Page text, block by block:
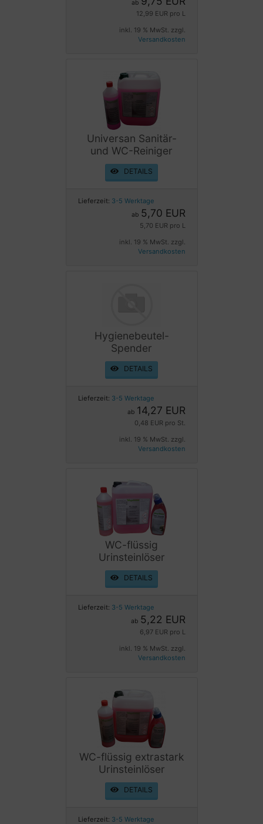
ab
12,99 EUR pro L
inkl. 19 % MwSt. zzgl.
Versandkosten
Universan Sanitär-
und WC-Reiniger
DETAILS
Lieferzeit: 3-5 Werktage
ab 5,70 EUR
5,70 EUR pro L
inkl. 19 % MwSt. zzgl.
Versandkosten
Hygienebeutel-
Spender
DETAILS
Lieferzeit: 3-5 Werktage
ab 14,27 EUR
0,48 EUR pro St.
inkl. 19 % MwSt. zzgl.
Versandkosten
WC-flüssig
Urinsteinlöser
DETAILS
Lieferzeit: 3-5 Werktage
ab 5,22 EUR
6,97 EUR pro L
inkl. 19 % MwSt. zzgl.
Versandkosten
WC-flüssig extrastark
Urinsteinlöser
DETAILS
Lieferzeit: 3-5 Werktage